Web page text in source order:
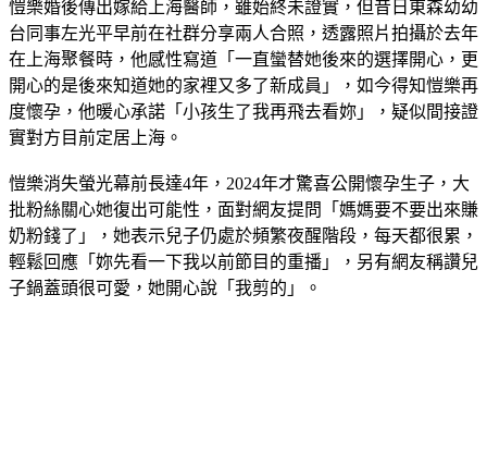
愷樂婚後傳出嫁給上海醫師，雖始終未證實，但昔日東森幼幼
台同事左光平早前在社群分享兩人合照，透露照片拍攝於去年
在上海聚餐時，他感性寫道「一直蠻替她後來的選擇開心，更
開心的是後來知道她的家裡又多了新成員」，如今得知愷樂再
度懷孕，他暖心承諾「小孩生了我再飛去看妳」，疑似間接證
愷樂消失螢光幕前長達4年，2024年才驚喜公開懷孕生子，大
批粉絲關心她復出可能性，面對網友提問「媽媽要不要出來賺
奶粉錢了」，她表示兒子仍處於頻繁夜醒階段，每天都很累，
輕鬆回應「妳先看一下我以前節目的重播」，另有網友稱讚兒